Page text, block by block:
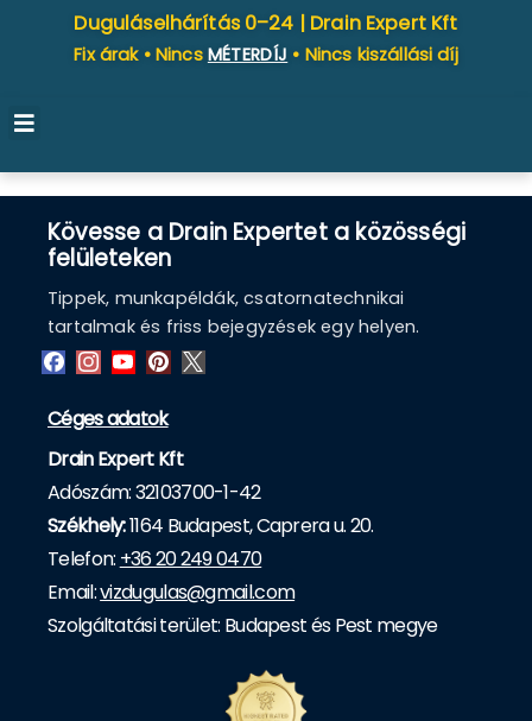
Duguláselhárítás 0–24 | Drain Expert Kft
Fix árak • Nincs MÉTERDÍJ • Nincs kiszállási díj
Kövesse a Drain Expertet a közösségi
felületeken
Tippek, munkapéldák, csatornatechnikai
tartalmak és friss bejegyzések egy helyen.
Céges adatok
Drain Expert Kft
Adószám: 32103700-1-42
Székhely:1164 Budapest, Caprera u. 20.
Telefon: +36 20 249 0470
Email:vizdugulas@gmail.com
Szolgáltatási terület: Budapest és Pest megye